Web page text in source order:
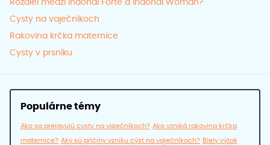
Rozdiel medzi Indonal Forte a Indonal Woman?
Cysty na vaječníkoch
Rakovina krčka maternice
Cysty v prsníku
Populárne témy
Ako sa prejavujú cysty na vaječníkoch? Ako vzniká rakovina krčka
maternice? Aký sú príčiny vzniku cýst na vaječníkoch? Biely výtok